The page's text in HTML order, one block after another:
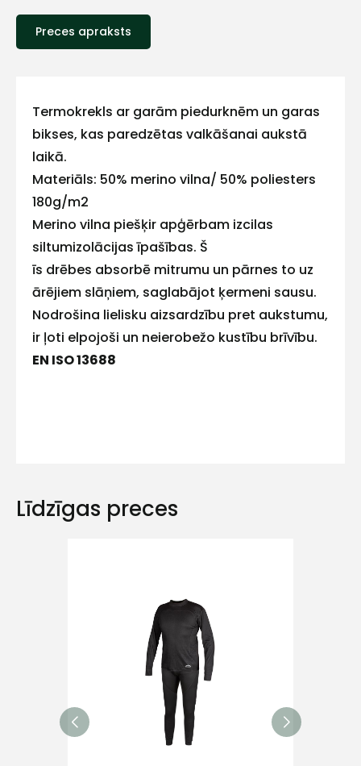
Preces apraksts
Termokrekls ar garām piedurknēm un garas
bikses, kas paredzētas valkāšanai aukstā
laikā.
Materiāls: 50% merino vilna/ 50% poliesters
180g/m2
Merino vilna piešķir apģērbam izcilas
siltumizolācijas īpašības. Š
īs drēbes absorbē mitrumu un pārnes to uz
ārējiem slāņiem, saglabājot ķermeni sausu.
Nodrošina lielisku aizsardzību pret aukstumu,
ir ļoti elpojoši un neierobežo kustību brīvību.
EN ISO 13688
Līdzīgas preces
Sazinies
mums!
Atbildēsim
pēc
iespējas
ātrāk
Vārds
Piekrītu SIA Hards
lietošanas noteikumiem
+